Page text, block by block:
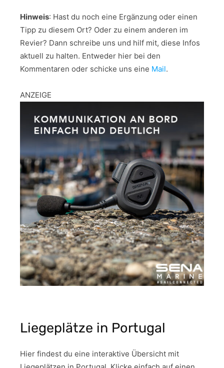
Hinweis: Hast du noch eine Ergänzung oder einen
Tipp zu diesem Ort? Oder zu einem anderen im
Revier? Dann schreibe uns und hilf mit, diese Infos
aktuell zu halten. Entweder hier bei den
Kommentaren oder schicke uns eine Mail.
ANZEIGE
Liegeplätze in Portugal
Hier findest du eine interaktive Übersicht mit